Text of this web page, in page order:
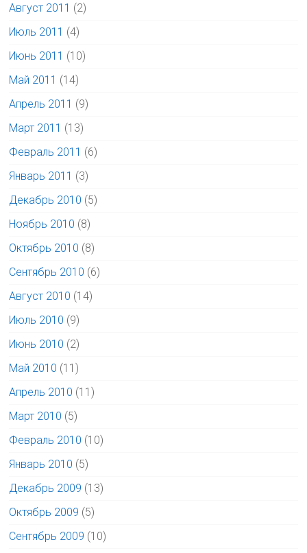
Август 2011 (2)
Июль 2011 (4)
Июнь 2011 (10)
Май 2011 (14)
Апрель 2011 (9)
Март 2011 (13)
Февраль 2011 (6)
Январь 2011 (3)
Декабрь 2010 (5)
Ноябрь 2010 (8)
Октябрь 2010 (8)
Сентябрь 2010 (6)
Август 2010 (14)
Июль 2010 (9)
Июнь 2010 (2)
Май 2010 (11)
Апрель 2010 (11)
Март 2010 (5)
Февраль 2010 (10)
Январь 2010 (5)
Декабрь 2009 (13)
Октябрь 2009 (5)
Сентябрь 2009 (10)